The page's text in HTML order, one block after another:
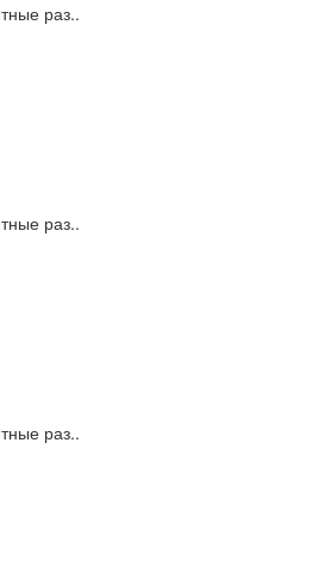
раз..
раз..
раз..